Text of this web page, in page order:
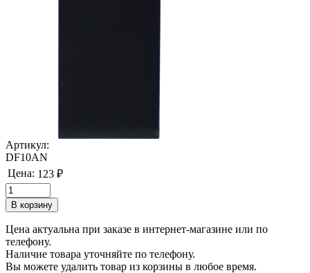
Артикул:
DF10AN
Цена: 123 ₽
Цена актуальна при заказе в интернет-магазине или по
телефону.
Наличие товара уточняйте по телефону.
Вы можете удалить товар из корзины в любое время.